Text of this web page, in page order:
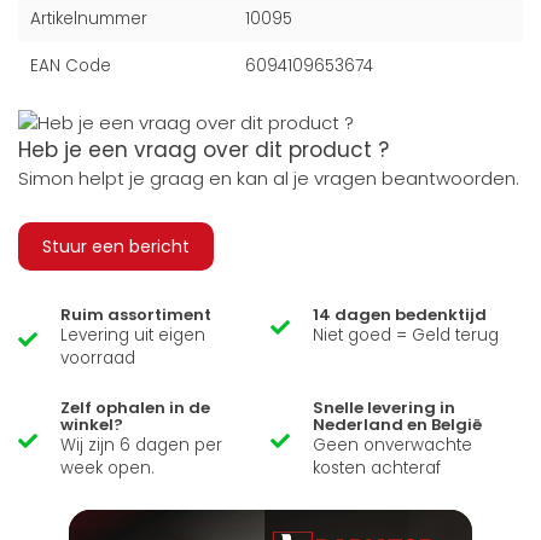
Artikelnummer 10095
EAN Code 6094109653674
Heb je een vraag over dit product ?
Simon helpt je graag en kan al je vragen beantwoorden.
Stuur een bericht
Ruim assortiment
Levering uit eigen
voorraad
14 dagen bedenktijd
Niet goed = Geld terug
Zelf ophalen in de
winkel?
Wij zijn 6 dagen per
week open.
Snelle levering in
Nederland en België
Geen onverwachte
kosten achteraf